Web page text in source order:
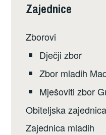
Zajednice
Zborovi
Dječji zbor
Zbor mladih
Mješoviti zbor
Obiteljska zajednica
Zajednica mladih